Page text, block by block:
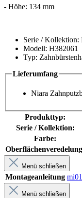
- Höhe: 134 mm
Serie / Kollektion:
Modell: H382061
Typ:
Lieferumfang
Niara
Produkttyp:
Serie / Kollektion:
Farbe:
Menü schließen
Montageanleitung
Menü schließen